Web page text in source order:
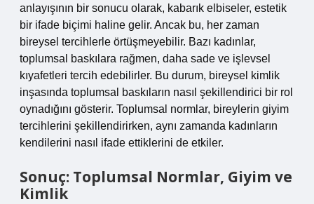
anlayışının bir sonucu olarak, kabarık elbiseler, estetik
bir ifade biçimi haline gelir. Ancak bu, her zaman
bireysel tercihlerle örtüşmeyebilir. Bazı kadınlar,
toplumsal baskılara rağmen, daha sade ve işlevsel
kıyafetleri tercih edebilirler. Bu durum, bireysel kimlik
inşasında toplumsal baskıların nasıl şekillendirici bir rol
oynadığını gösterir. Toplumsal normlar, bireylerin giyim
tercihlerini şekillendirirken, aynı zamanda kadınların
kendilerini nasıl ifade ettiklerini de etkiler.
Sonuç: Toplumsal Normlar, Giyim ve
Kimlik